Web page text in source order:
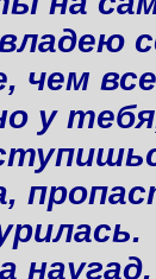
чем
у
наугад.